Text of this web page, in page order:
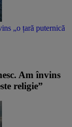
„o țară puternică
Am învins
religie”